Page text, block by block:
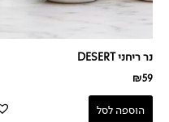
נר ריחני DESERT
₪59
הוספה לסל